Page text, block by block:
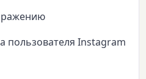
пользователя Instagram